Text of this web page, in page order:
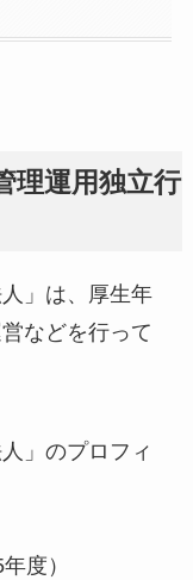
理運用独立行
」は、厚生年
などを行って
」のプロフィ
度）